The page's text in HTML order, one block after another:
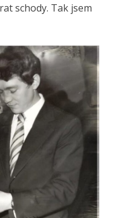
schody. Tak jsem